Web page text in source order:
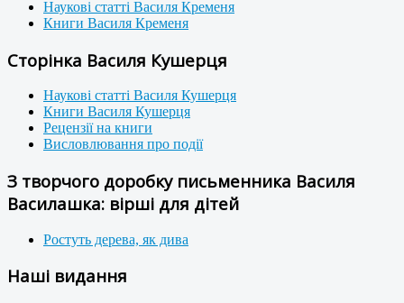
Наукові статті Василя Кременя
Книги Василя Кременя
Сторінка Василя Кушерця
Наукові статті Василя Кушерця
Книги Василя Кушерця
Рецензії на книги
Висловлювання про події
З творчого доробку письменника Василя
Василашка: вірші для дітей
Ростуть дерева, як дива
Наші видання